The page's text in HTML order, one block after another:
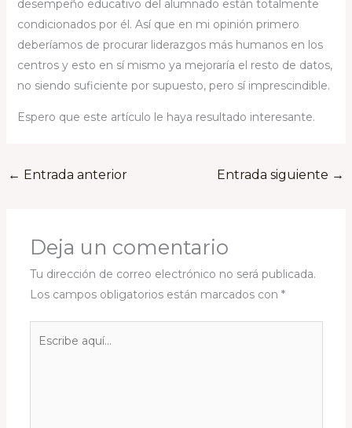
desempeño educativo del alumnado están totalmente
condicionados por él. Así que en mi opinión primero
deberíamos de procurar liderazgos más humanos en los
centros y esto en sí mismo ya mejoraría el resto de datos,
no siendo suficiente por supuesto, pero sí imprescindible.
Espero que este artículo le haya resultado interesante.
← Entrada anterior Entrada siguiente →
Deja un comentario
Tu dirección de correo electrónico no será publicada.
Los campos obligatorios están marcados con *